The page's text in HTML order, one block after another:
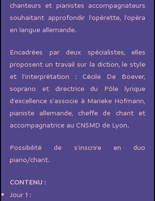
chanteurs et pianistes accompagnateurs
souhaitant approfondir l'opérette, l'opéra
en langue allemande.
Encadrées par deux spécialistes, elles
proposent un travail sur la diction, le style
et l'interprétation : Cécile De Boever,
soprano et directrice du Pôle lyrique
d'excellence s'associe à Marieke Hofmann,
pianiste allemande, cheffe de chant et
accompagnatrice au CNSMD de Lyon.
Possibilité de s'inscrire en duo
piano/chant.
CONTENU :
Jour 1 :